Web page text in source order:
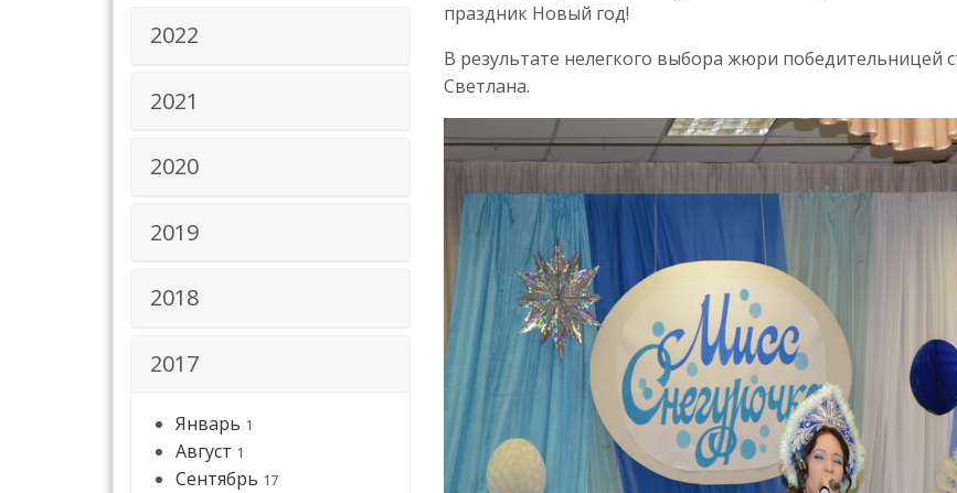
2022
2021
2020
2019
2018
2017
Январь 1
Август 1
Сентябрь 17
праздник Новый год!
В результате нелегкого выбора жюри победительницей
Светлана.